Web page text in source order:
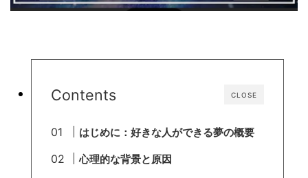
CLOSE
Contents
はじめに：好きな人ができる夢の概要
心理的な背景と原因